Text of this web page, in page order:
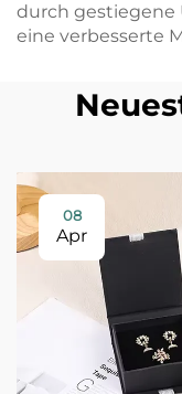
durch gestiegene
eine verbesserte
08
Apr